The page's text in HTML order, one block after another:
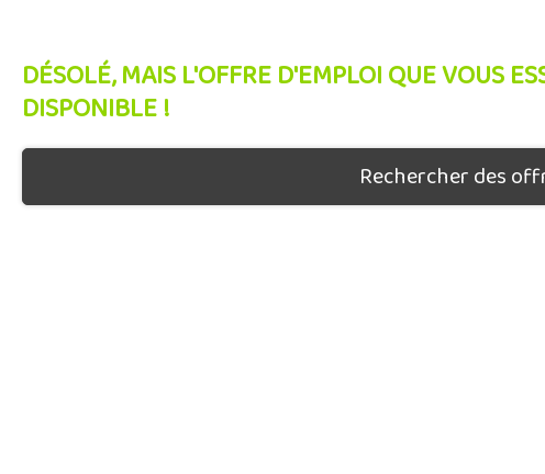
DÉSOLÉ, MAIS L'OFFRE D'EMPLOI QUE VOUS
DISPONIBLE !
Rechercher des